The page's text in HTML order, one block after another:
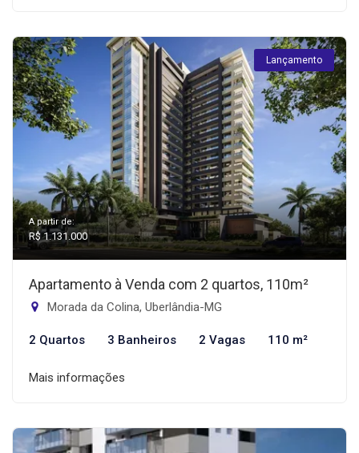
Lançamento
A partir de:
R$ 1.131.000
Apartamento à Venda com 2 quartos, 110m²
Morada da Colina, Uberlândia-MG
2 Quartos 3 Banheiros 2 Vagas 110 m²
Mais informações